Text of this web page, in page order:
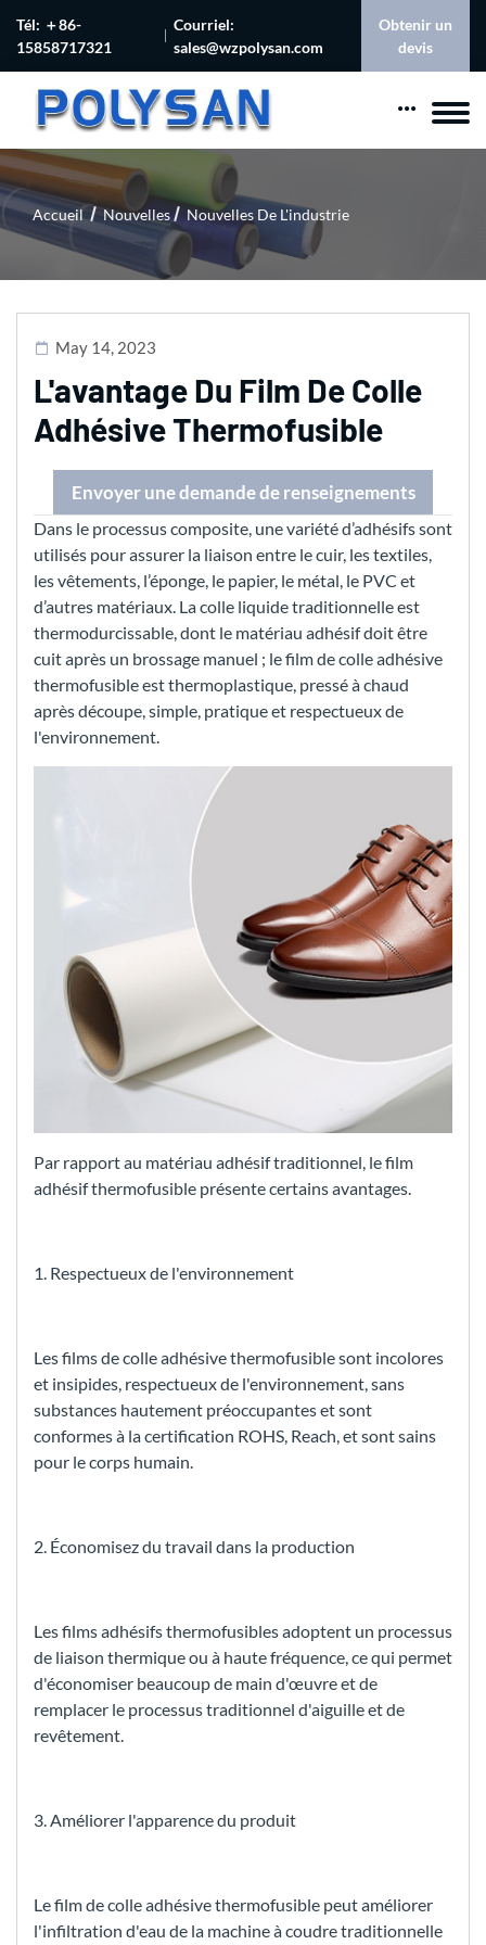
Tél: ＋86-
15858717321
Courriel:
sales@wzpolysan.com
Obtenir un
devis
Accueil Nouvelles Nouvelles De L'industrie
May 14, 2023
L'avantage Du Film De Colle
Adhésive Thermofusible
Envoyer une demande de renseignements
Dans le processus composite, une variété d’adhésifs sont
utilisés pour assurer la liaison entre le cuir, les textiles,
les vêtements, l’éponge, le papier, le métal, le PVC et
d’autres matériaux. La colle liquide traditionnelle est
thermodurcissable, dont le matériau adhésif doit être
cuit après un brossage manuel ; le film de colle adhésive
thermofusible est thermoplastique, pressé à chaud
après découpe, simple, pratique et respectueux de
l'environnement.
Par rapport au matériau adhésif traditionnel, le film
adhésif thermofusible présente certains avantages.
1. Respectueux de l'environnement
Les films de colle adhésive thermofusible sont incolores
et insipides, respectueux de l'environnement, sans
substances hautement préoccupantes et sont
conformes à la certification ROHS, Reach, et sont sains
pour le corps humain.
2. Économisez du travail dans la production
Les films adhésifs thermofusibles adoptent un processus
de liaison thermique ou à haute fréquence, ce qui permet
d'économiser beaucoup de main d'œuvre et de
remplacer le processus traditionnel d'aiguille et de
revêtement.
3. Améliorer l'apparence du produit
Le film de colle adhésive thermofusible peut améliorer
l'infiltration d'eau de la machine à coudre traditionnelle